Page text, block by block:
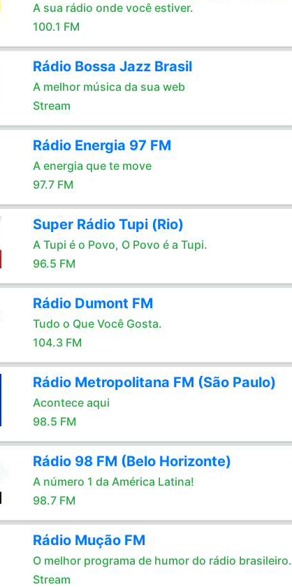
A sua rádio onde você estiver.
100.1 FM
Rádio Bossa Jazz Brasil
A melhor música da sua web
Stream
Rádio Energia 97 FM
A energia que te move
97.7 FM
Super Rádio Tupi (Rio)
A Tupi é o Povo, O Povo é a Tupi.
96.5 FM
Rádio Dumont FM
Tudo o Que Você Gosta.
104.3 FM
Rádio Metropolitana FM (São Paulo)
Acontece aqui
98.5 FM
Rádio 98 FM (Belo Horizonte)
A número 1 da América Latina!
98.7 FM
Rádio Mução FM
O melhor programa de humor do rádio brasileiro.
Stream